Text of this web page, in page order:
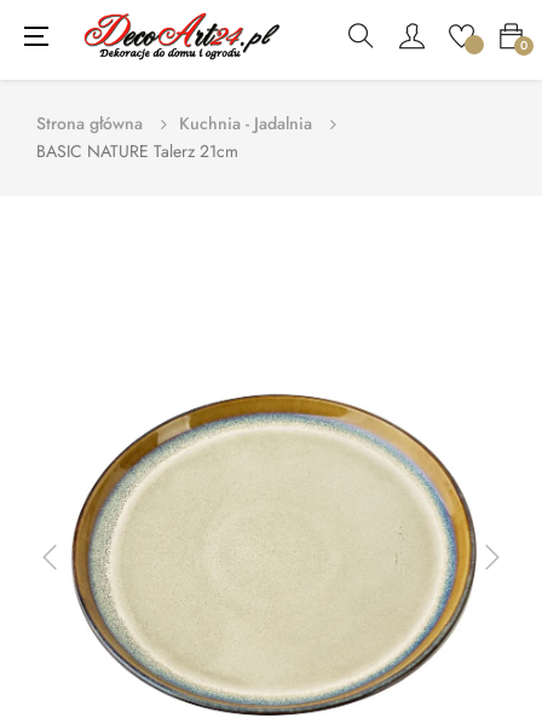
0
Toggle
navigation
☰
Strona główna
Kuchnia - Jadalnia
BASIC NATURE Talerz 21cm